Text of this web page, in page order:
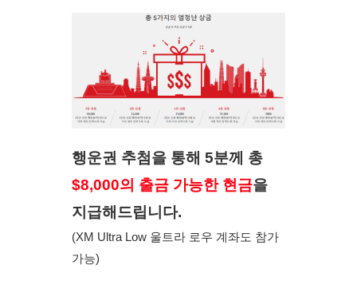
행운권 추첨을 통해 5분께 총
$8,000의 출금 가능한 현금을
지급해드립니다.
(XM Ultra Low 울트라 로우 계좌도 참가
가능)